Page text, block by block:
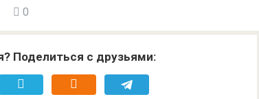
0
Поделиться с друзьями: